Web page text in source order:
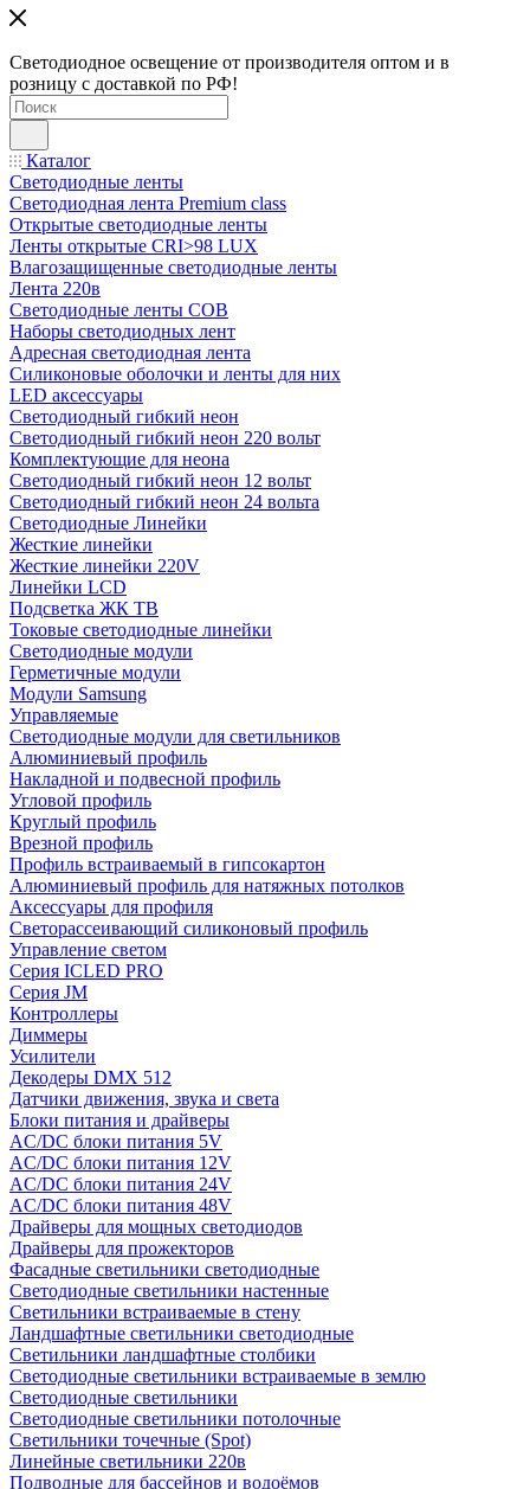
Светодиодное освещение от производителя оптом и в
розницу с доставкой по РФ!
Каталог
Светодиодные ленты
Светодиодная лента Premium class
Открытые светодиодные ленты
Ленты открытые CRI>98 LUX
Влагозащищенные светодиодные ленты
Лента 220в
Светодиодные ленты COB
Наборы светодиодных лент
Адресная светодиодная лента
Силиконовые оболочки и ленты для них
LED аксессуары
Светодиодный гибкий неон
Светодиодный гибкий неон 220 вольт
Комплектующие для неона
Светодиодный гибкий неон 12 вольт
Светодиодный гибкий неон 24 вольта
Светодиодные Линейки
Жесткие линейки
Жесткие линейки 220V
Линейки LCD
Подсветка ЖК ТВ
Токовые светодиодные линейки
Светодиодные модули
Герметичные модули
Модули Samsung
Управляемые
Светодиодные модули для светильников
Алюминиевый профиль
Накладной и подвесной профиль
Угловой профиль
Круглый профиль
Врезной профиль
Профиль встраиваемый в гипсокартон
Алюминиевый профиль для натяжных потолков
Аксессуары для профиля
Светорассеивающий силиконовый профиль
Управление светом
Серия ICLED PRO
Серия JM
Контроллеры
Диммеры
Усилители
Декодеры DMX 512
Датчики движения, звука и света
Блоки питания и драйверы
AC/DC блоки питания 5V
AC/DC блоки питания 12V
AC/DC блоки питания 24V
AC/DC блоки питания 48V
Драйверы для мощных светодиодов
Драйверы для прожекторов
Фасадные светильники светодиодные
Светодиодные светильники настенные
Светильники встраиваемые в стену
Ландшафтные светильники светодиодные
Светильники ландшафтные столбики
Светодиодные светильники встраиваемые в землю
Светодиодные светильники
Светодиодные светильники потолочные
Светильники точечные (Spot)
Линейные светильники 220в
Подводные для бассейнов и водоёмов